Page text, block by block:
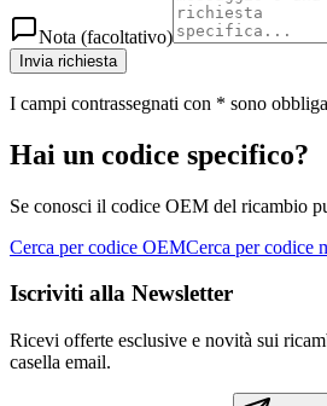
Nota (facoltativo)
Invia richiesta
I campi contrassegnati con * sono
Hai un codice specifico?
Se conosci il codice OEM del ricambio
Cerca per codice OEMCerca per codice
Iscriviti alla Newsletter
Ricevi offerte esclusive e novità sui
casella email.